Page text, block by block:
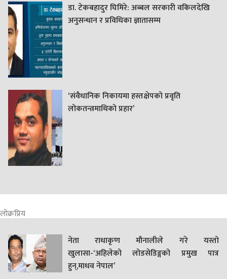
डा. टेकबहादुर घिमिरे: अब्बल सरकारी वकिलदेखि
अनुसन्धान र प्रविधिका ज्ञातासम्म
‘संवैधानिक निकायमा हस्तक्षेपको प्रवृति
लोकतन्त्रमाथिको प्रहार’
लोक्रप्रिय
नेता राधाकृण मौनालीले गरे यस्तो
खुलासा-‘अहिलेको लोडसेडिङ्गको प्रमुख पात्र
हुन्,माधव नेपाल’